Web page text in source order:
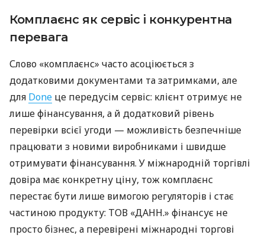
Комплаєнс як сервіс і конкурентна
перевага
Слово «комплаєнс» часто асоціюється з
додатковими документами та затримками, але
для Done це передусім сервіс: клієнт отримує не
лише фінансування, а й додатковий рівень
перевірки всієї угоди — можливість безпечніше
працювати з новими виробниками і швидше
отримувати фінансування. У міжнародній торгівлі
довіра має конкретну ціну, тож комплаєнс
перестає бути лише вимогою регуляторів і стає
частиною продукту: ТОВ «ДАНН.» фінансує не
просто бізнес, а перевірені міжнародні торгові